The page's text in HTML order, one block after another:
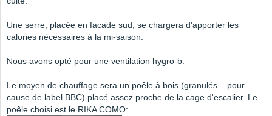
Une serre, placée en facade sud, se chargera d'apporter les
calories nécessaires à la mi-saison.
Nous avons opté pour une ventilation hygro-b.
Le moyen de chauffage sera un poêle à bois (granulés... pour
cause de label BBC) placé assez proche de la cage d'escalier. Le
poêle choisi est le RIKA COMO: